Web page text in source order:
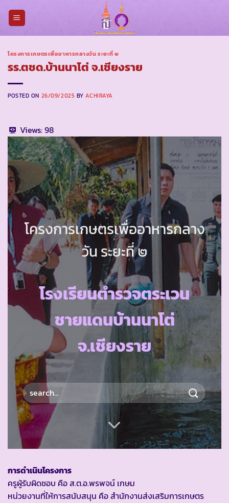
โครงการเกษตรเพื่ออาหารกลางวัน ระยะที่ ๒
รร.ตชด.บ้านนาโต่ จ.เชียงราย
POSTED ON 26/09/2025 BYACHIRAYA
Views:98
โครงการเกษตรเพื่ออาหารกลาง
วัน ระยะที่ ๒
โรงเรียนตำรวจตระเวน
ชายแดนบ้านนาโต่
จ.เชียงราย
การดำเนินโครงการ
ครูผู้รับผิดชอบ คือ ส.ต.อ.พรพจน์ เกษม
หน่วยงานที่ให้การสนับสนุน คือ สำนักงานส่งเสริมการเกษตร